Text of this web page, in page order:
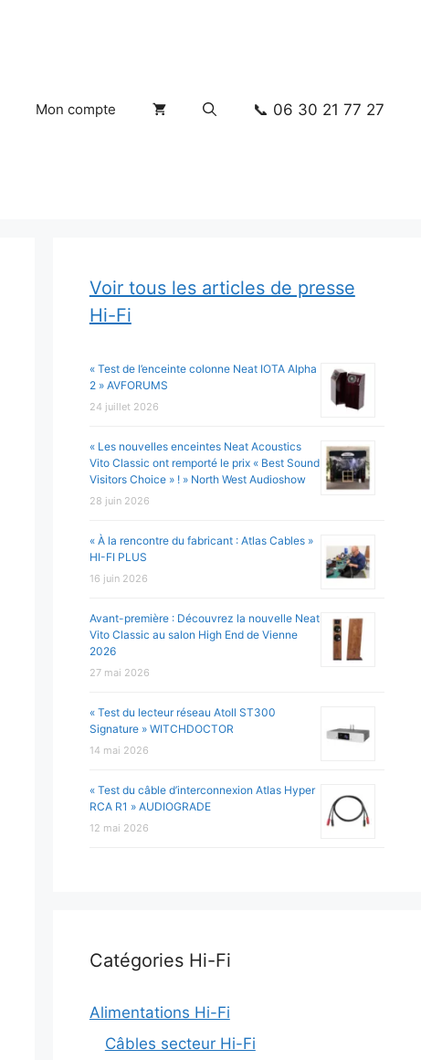
Mon compte 📞 06 30 21 77 27
Voir tous les articles de presse
Hi-Fi
« Test de l’enceinte colonne Neat IOTA Alpha
2 » AVFORUMS
24 juillet 2026
« Les nouvelles enceintes Neat Acoustics
Vito Classic ont remporté le prix « Best Sound
Visitors Choice » ! » North West Audioshow
28 juin 2026
« À la rencontre du fabricant : Atlas Cables »
HI-FI PLUS
16 juin 2026
Avant-première : Découvrez la nouvelle Neat
Vito Classic au salon High End de Vienne
2026
27 mai 2026
« Test du lecteur réseau Atoll ST300
Signature » WITCHDOCTOR
14 mai 2026
« Test du câble d’interconnexion Atlas Hyper
RCA R1 » AUDIOGRADE
12 mai 2026
Catégories Hi-Fi
Alimentations Hi-Fi
Câbles secteur Hi-Fi